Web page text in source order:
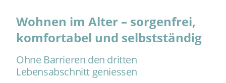
Wohnen im Alter – sorgenfrei,
komfortabel und selbstständig
Ohne Barrieren den dritten
Lebensabschnitt geniessen